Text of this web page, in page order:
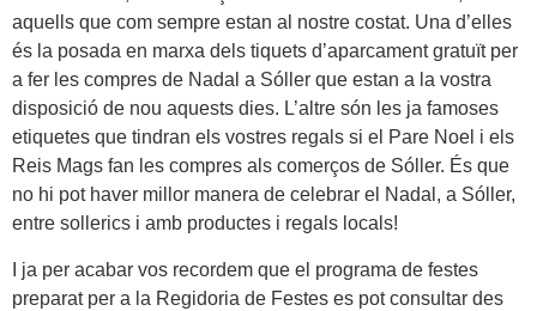
aquells que com sempre estan al nostre costat. Una d’elles
és la posada en marxa dels tiquets d’aparcament gratuït per
a fer les compres de Nadal a Sóller que estan a la vostra
disposició de nou aquests dies. L’altre són les ja famoses
etiquetes que tindran els vostres regals si el Pare Noel i els
Reis Mags fan les compres als comerços de Sóller. És que
no hi pot haver millor manera de celebrar el Nadal, a Sóller,
entre sollerics i amb productes i regals locals!
I ja per acabar vos recordem que el programa de festes
preparat per a la Regidoria de Festes es pot consultar des